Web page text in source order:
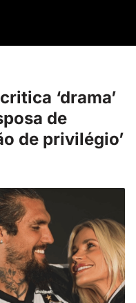
‘drama’
de
de privilégio’